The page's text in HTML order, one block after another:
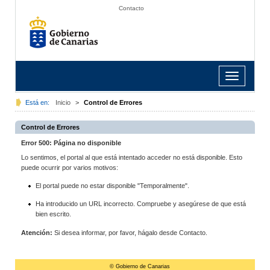
Contacto
Toggle
navigation
Está en: Inicio > Control de Errores
Control de Errores
Error 500: Página no disponible
Lo sentimos, el portal al que está intentado acceder no está disponible. Esto
puede ocurrir por varios motivos:
El portal puede no estar disponible "Temporalmente".
Ha introducido un URL incorrecto. Compruebe y asegúrese de que está
bien escrito.
Atención: Si desea informar, por favor, hágalo desde Contacto.
© Gobierno de Canarias